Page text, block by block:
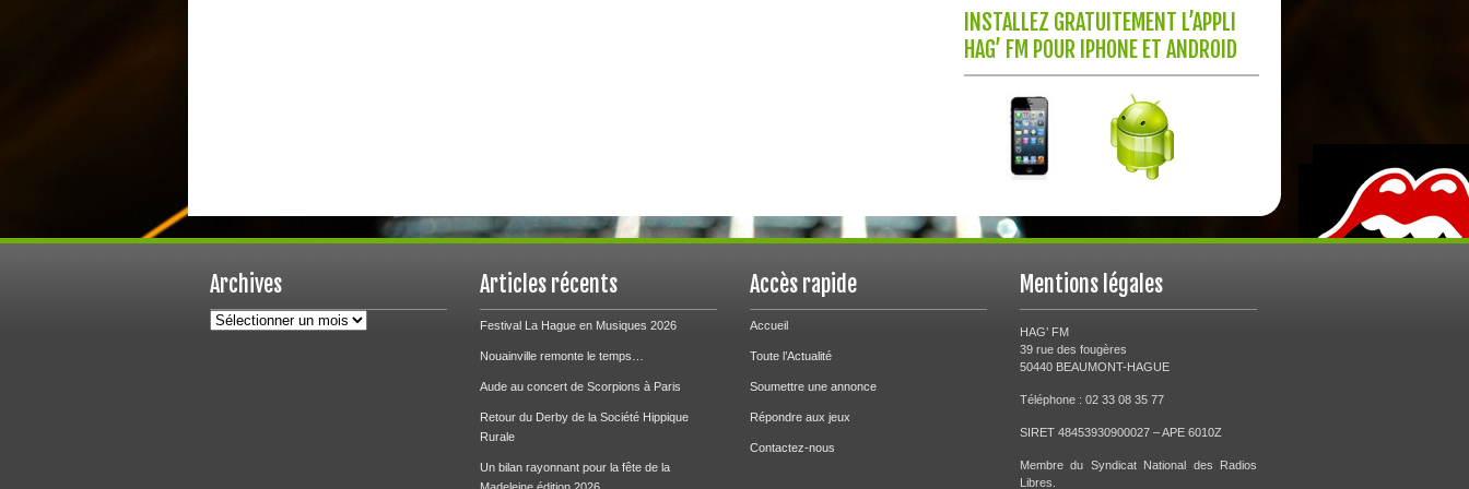
INSTALLEZ GRATUITEMENT L’APPLI
HAG’ FM POUR IPHONE ET ANDROID
Archives
Archives
Articles récents
Festival La Hague en Musiques 2026
Nouainville remonte le temps…
Aude au concert de Scorpions à Paris
Retour du Derby de la Société Hippique
Rurale
Un bilan rayonnant pour la fête de la
Accès rapide
Accueil
Toute l’Actualité
Soumettre une annonce
Répondre aux jeux
Contactez-nous
Mentions légales
HAG’ FM
39 rue des fougères
50440 BEAUMONT-HAGUE
Téléphone : 02 33 08 35 77
SIRET 48453930900027 – APE 6010Z
Membre du Syndicat National des Radios
Libres.